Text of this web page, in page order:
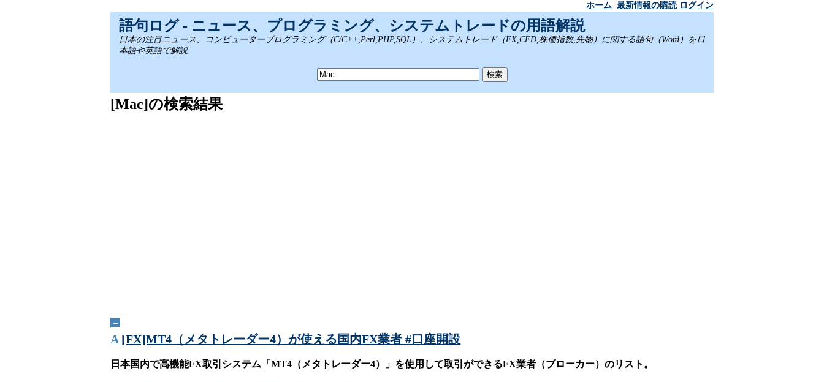
ホーム 最新情報の購読 ログイン
語句ログ - ニュース、プログラミング、システムトレードの用語解説
日本の注目ニュース、コンピュータープログラミング（C/C++,Perl,PHP,SQL）、システムトレード（FX,CFD,株価指数,先物）に関する語句（Word）を日
本語や英語で解説
[Mac]の検索結果
－
A [FX]MT4（メタトレーダー4）が使える国内FX業者 #口座開設
日本国内で高機能FX取引システム「MT4（メタトレーダー4）」を使用して取引ができるFX業者（ブローカー）のリスト。